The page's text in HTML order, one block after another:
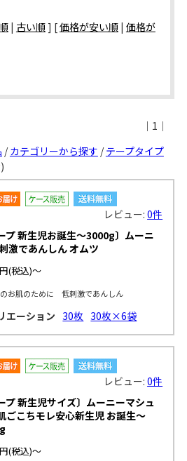
| 古い順] [価格が安い順| 価格が
｜1｜
/カテゴリーから探す /テープタイプ
レビュー:0件
プ 新生児お誕生～3000g〕ムーニ
激であんしん オムツ
(税込)～
お肌のために 低刺激であんしん
エーション 30枚 30枚×6袋
レビュー:0件
プ 新生児サイズ〕ムーニーマシュ
ごこちモレ安心新生児 お誕生～
(税込)～